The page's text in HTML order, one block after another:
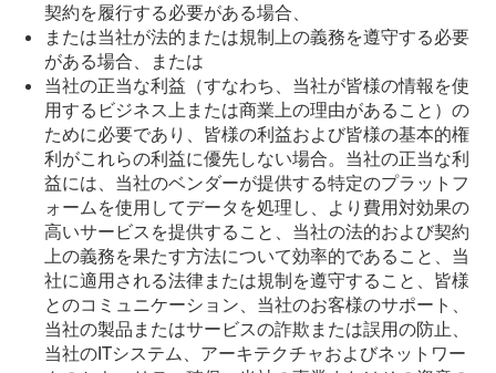
契約を履行する必要がある場合、
または当社が法的または規制上の義務を遵守する必要
がある場合、または
当社の正当な利益（すなわち、当社が皆様の情報を使
用するビジネス上または商業上の理由があること）の
ために必要であり、皆様の利益および皆様の基本的権
利がこれらの利益に優先しない場合。当社の正当な利
益には、当社のベンダーが提供する特定のプラットフ
ォームを使用してデータを処理し、より費用対効果の
高いサービスを提供すること、当社の法的および契約
上の義務を果たす方法について効率的であること、当
社に適用される法律または規制を遵守すること、皆様
とのコミュニケーション、当社のお客様のサポート、
当社の製品またはサービスの詐欺または誤用の防止、
当社のITシステム、アーキテクチャおよびネットワー